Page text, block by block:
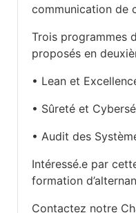
communication de
Trois programmes
proposés en
• Lean et
• Sûreté et
• Audit des
Intéressé.e par
formation
Contactez notre